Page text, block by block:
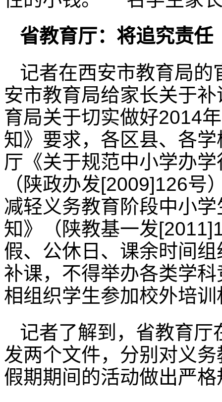
省教育厅：将追究责任
记者在西安市教育局
安市教育局给家长关于
育局关于切实做好2014
知》要求，各区县、各
厅《关于规范中小学办
（陕政办发[2009]126号
减轻义务教育阶段中小
知》（陕教基一发
假、公休日、课余时间
补课，不得举办各类学
相组织学生参加校外培
记者了解到，省教育
发两个文件，分别对义
假期期间的活动做出严格